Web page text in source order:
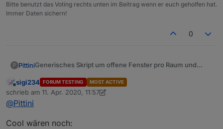
Bitte benutzt das Voting rechts unten im Beitrag wenn er euch geholfen hat.
Immer Daten sichern!
0
P PittiniGenerisches Skript um offene Fenster pro Raum und
Online
sigi234 FORUM TESTING MOST ACTIVE
schrieb am 11. Apr. 2020, 11:57
zuletzt editiert von sigi234 4. Nov. 2020, 14:23
@Pittini
Cool wären noch: